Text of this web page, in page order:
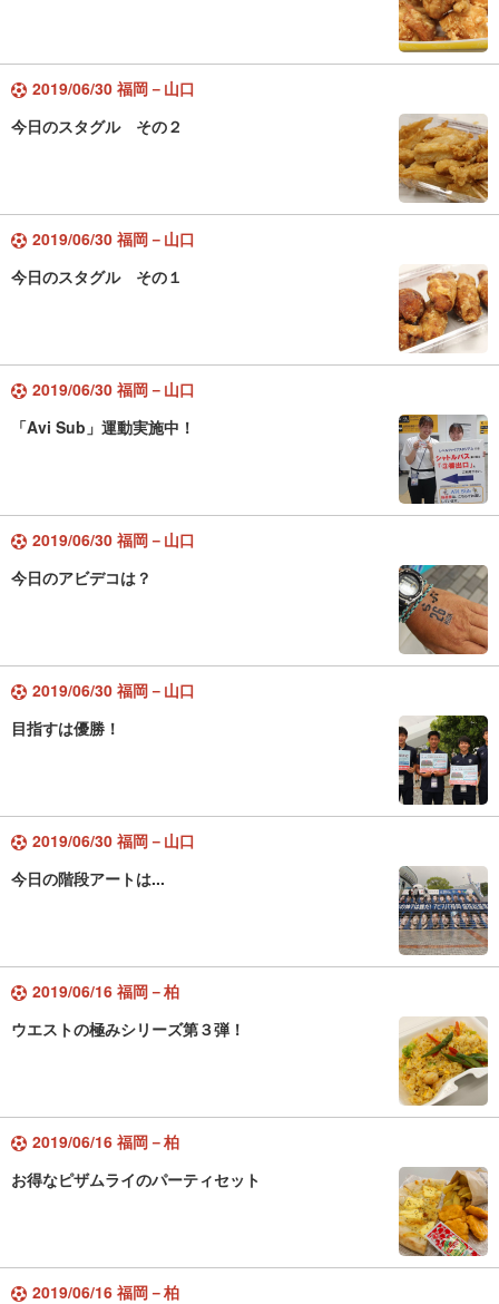
2019/06/30 福岡－山口
今日のスタグル その２
2019/06/30 福岡－山口
今日のスタグル その１
2019/06/30 福岡－山口
「Avi Sub」運動実施中！
2019/06/30 福岡－山口
今日のアビデコは？
2019/06/30 福岡－山口
目指すは優勝！
2019/06/30 福岡－山口
今日の階段アートは...
2019/06/16 福岡－柏
ウエストの極みシリーズ第３弾！
2019/06/16 福岡－柏
お得なピザムライのパーティセット
2019/06/16 福岡－柏